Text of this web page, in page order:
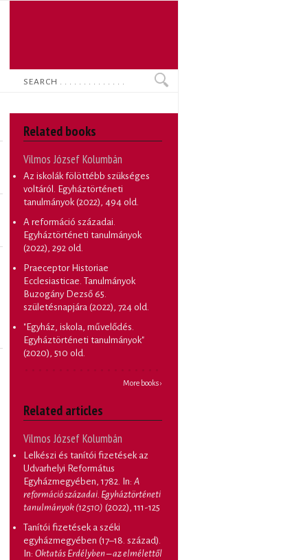
Search
Related books
Vilmos József Kolumbán
Az iskolák fölöttébb szükséges
voltáról. Egyháztörténeti
tanulmányok (2022), 494 old.
A reformáció századai.
Egyháztörténeti tanulmányok
(2022), 292 old.
Praeceptor Historiae
Ecclesiasticae. Tanulmányok
Buzogány Dezső 65.
születésnapjára (2022), 724 old.
"Egyház, iskola, művelődés.
Egyháztörténeti tanulmányok"
(2020), 510 old.
More books ›
Related articles
Vilmos József Kolumbán
Lelkészi és tanítói fizetések az
Udvarhelyi Református
Egyházmegyében, 1782 . In: A
reformáció századai. Egyháztörténeti
tanulmányok (12510) (2022), 111-125
Tanítói fizetések a széki
egyházmegyében (17–18. század)
In: Oktatás Erdélyben – az elmélettől